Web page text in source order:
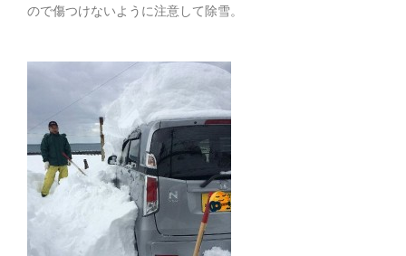
ので傷つけないように注意して除雪。